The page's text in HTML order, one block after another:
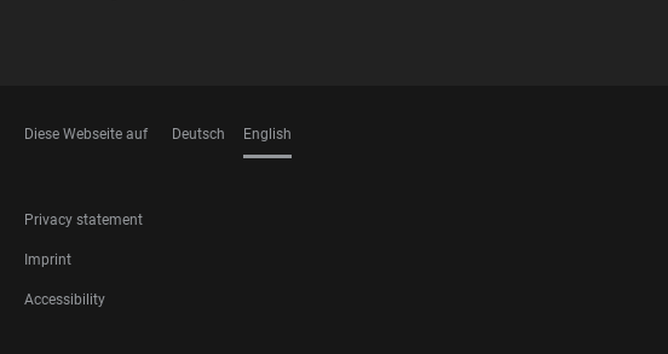
Diese Webseite auf Deutsch English
FOOTER
LEGAL
Privacy statement
Imprint
Accessibility